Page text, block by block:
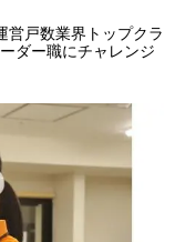
営戸数業界トップクラ
ダー職にチャレンジ